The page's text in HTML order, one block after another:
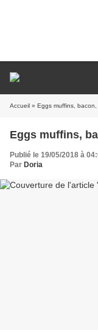
Accueil » Eggs muffins,
Eggs muffins,
Publié le 19/05/2018 à
Par Doria